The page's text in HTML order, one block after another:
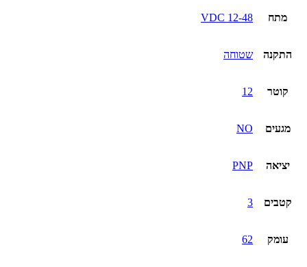
מתח 12-48 VDC
התקנה שטוחה
קוטר 12
מגעים NO
יציאה PNP
קטבים 3
עומק 62